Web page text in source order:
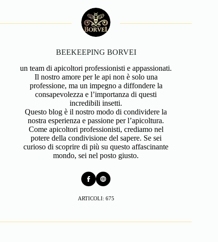
BEEKEEPING BORVEI
un team di apicoltori professionisti e appassionati.
Il nostro amore per le api non è solo una
professione, ma un impegno a diffondere la
consapevolezza e l’importanza di questi
incredibili insetti.
Questo blog è il nostro modo di condividere la
nostra esperienza e passione per l’apicoltura.
Come apicoltori professionisti, crediamo nel
potere della condivisione del sapere. Se sei
curioso di scoprire di più su questo affascinante
mondo, sei nel posto giusto.
ARTICOLI: 675